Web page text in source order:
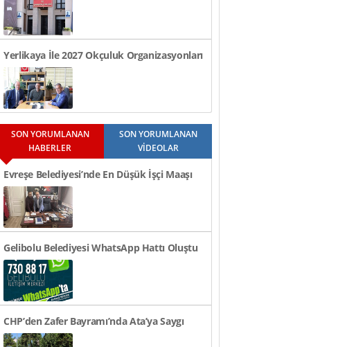
Duyurusu
Yerlikaya İle 2027 Okçuluk Organizasyonları
Görüşüldü..
SON YORUMLANAN
HABERLER
SON YORUMLANAN
VİDEOLAR
Evreşe Belediyesi’nde En Düşük İşçi Maaşı
48 Bin TL Oldu
Gelibolu Belediyesi WhatsApp Hattı Oluştu
CHP’den Zafer Bayramı’nda Ata’ya Saygı